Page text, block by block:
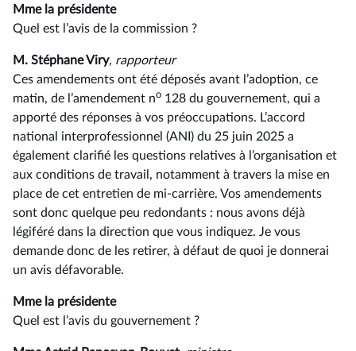
Mme la présidente
Quel est l’avis de la commission ?
M. Stéphane Viry, rapporteur
Ces amendements ont été déposés avant l’adoption, ce
matin, de l’amendement no 128 du gouvernement, qui a
apporté des réponses à vos préoccupations. L’accord
national interprofessionnel (ANI) du 25 juin 2025 a
également clarifié les questions relatives à l’organisation et
aux conditions de travail, notamment à travers la mise en
place de cet entretien de mi-carrière. Vos amendements
sont donc quelque peu redondants : nous avons déjà
légiféré dans la direction que vous indiquez. Je vous
demande donc de les retirer, à défaut de quoi je donnerai
un avis défavorable.
Mme la présidente
Quel est l’avis du gouvernement ?